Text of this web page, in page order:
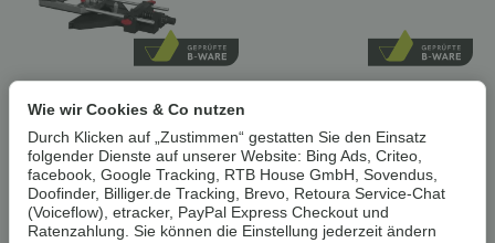
PARKSIDE® Oberfräse
»POF 1200 F4«
B-Ware
ab
38,99 €
33,99 €*
PARKSIDE®
B-Ware
ab
59,99 €
53,99 €*
Wie wir Cookies & Co nutzen
Durch Klicken auf „Zustimmen“ gestatten Sie den Einsatz
folgender Dienste auf unserer Website: Bing Ads, Criteo,
facebook, Google Tracking, RTB House GmbH, Sovendus,
Doofinder, Billiger.de Tracking, Brevo, Retoura Service-Chat
(Voiceflow), etracker, PayPal Express Checkout und
Ratenzahlung. Sie können die Einstellung jederzeit ändern